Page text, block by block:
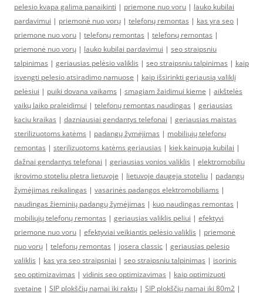
pelesio kvapa galima panaikinti | priemone nuo voru | lauko kubilai
pardavimui | priemonė nuo vorų | telefonų remontas | kas yra seo |
priemone nuo voru | telefonų remontas | telefonų remontas |
priemonė nuo vorų | lauko kubilai pardavimui | seo straipsniu
talpinimas | geriausias pelėsio valiklis | seo straipsniu talpinimas | kaip
isvengti pelesio atsiradimo namuose | kaip išsirinkti geriausią valiklį
pelėsiui | puiki dovana vaikams | smagiam žaidimui kieme | aikštelės
vaikų laiko praleidimui | telefonų remontas naudingas | geriausias
kaciu kraikas | dazniausiai gendantys telefonai | geriausias maistas
sterilizuotoms katėms | padangų žymėjimas | mobiliųjų telefonų
remontas | sterilizuotoms katėms geriausias | kiek kainuoja kubilai |
dažnai gendantys telefonai | geriausias vonios valiklis | elektromobiliu
ikrovimo stoteliu pletra lietuvoje | lietuvoje daugeja stoteliu | padangų
žymėjimas reikalingas | vasarinės padangos elektromobiliams |
naudingas žieminių padangų žymėjimas | kuo naudingas remontas |
mobiliųjų telefonų remontas | geriausias valiklis peliui | efektyvi
priemone nuo voru | efektyviai veikiantis pelėsio valiklis | priemonė
nuo vorų | telefonų remontas | josera classic | geriausias pelesio
valiklis | kas yra seo straipsniai | seo straipsniu talpinimas | isorinis
seo optimizavimas | vidinis seo optimizavimas | kaip optimizuoti
svetaine | SIP plokščių namai iki raktų | SIP plokščių namai iki 80m2 |